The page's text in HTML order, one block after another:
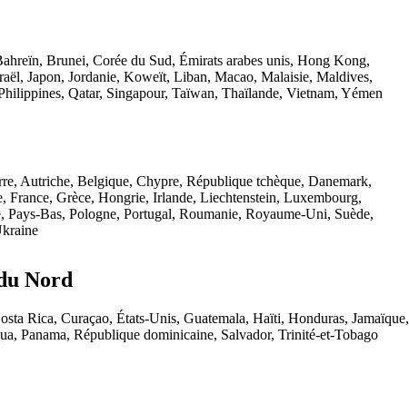
Brunei, Corée du Sud, Émirats arabes unis, Hong Kong,
Japon, Jordanie, Koweït, Liban, Macao, Malaisie, Maldives,
Qatar, Singapour, Taïwan, Thaïlande, Vietnam, Yémen
Autriche, Belgique, Chypre, République tchèque, Danemark,
France, Grèce, Hongrie, Irlande, Liechtenstein, Luxembourg,
Pays-Bas, Pologne, Portugal, Roumanie, Royaume-Uni, Suède,
Nord
Rica, Curaçao, États-Unis, Guatemala, Haïti, Honduras, Jamaïque,
Panama, République dominicaine, Salvador, Trinité-et-Tobago